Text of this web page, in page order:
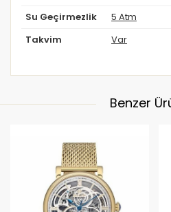
Su Geçirmezlik 5 Atm
Takvim Var
Benzer